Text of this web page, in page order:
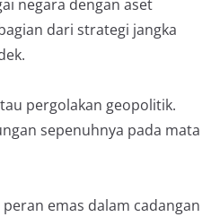
negara dengan aset
dari strategi jangka
pergolakan geopolitik.
sepenuhnya pada mata
emas dalam cadangan